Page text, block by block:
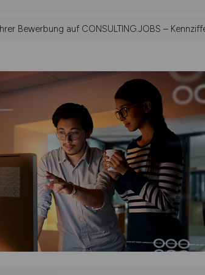
Bewerbung auf CONSULTING.JOBS –